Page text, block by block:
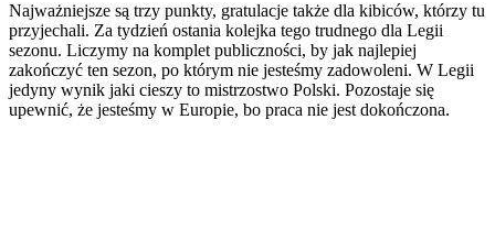
Najważniejsze są trzy punkty, gratulacje także dla kibiców, którzy tu
przyjechali. Za tydzień ostania kolejka tego trudnego dla Legii
sezonu. Liczymy na komplet publiczności, by jak najlepiej
zakończyć ten sezon, po którym nie jesteśmy zadowoleni. W Legii
jedyny wynik jaki cieszy to mistrzostwo Polski. Pozostaje się
upewnić, że jesteśmy w Europie, bo praca nie jest dokończona.